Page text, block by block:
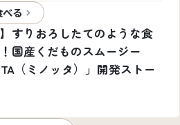
る
】すりおろしたてのような食
国産くだものスムージー
（ミノッタ）」開発ストー